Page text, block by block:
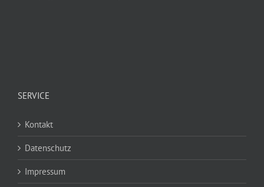
SERVICE
Kontakt
Datenschutz
Impressum